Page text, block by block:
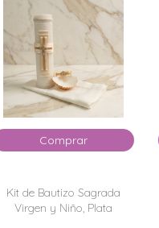
Comprar
Kit de Bautizo Sagrada
Virgen y Niño, Plata